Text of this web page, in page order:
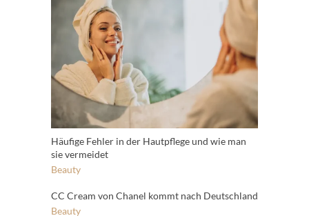
Häufige Fehler in der Hautpflege und wie man
sie vermeidet
Beauty
CC Cream von Chanel kommt nach Deutschland
Beauty